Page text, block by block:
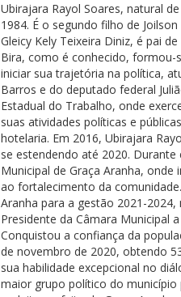
Ubirajara Rayol Soares, natural
1984. É o segundo filho de
Gleicy Kely Teixeira Diniz, é pai
Bira, como é conhecido, formou-
iniciar sua trajetória na política,
Barros e do deputado federal
Estadual do Trabalho, onde
suas atividades políticas e
hotelaria. Em 2016, Ubirajara
se estendendo até 2020.
Municipal de Graça Aranha,
ao fortalecimento da
Aranha para a gestão 2021-
Presidente da Câmara Municipal
Conquistou a confiança da
de novembro de 2020, obtendo
sua habilidade excepcional no
maior grupo político do município